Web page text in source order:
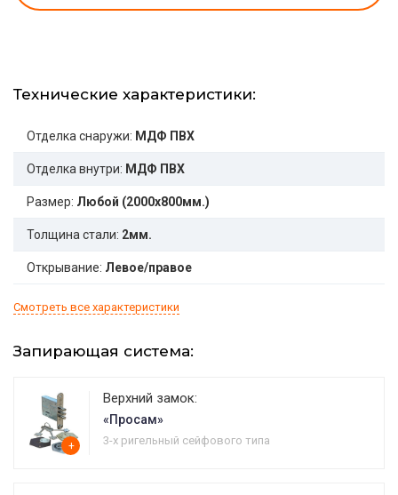
Технические характеристики:
Отделка снаружи: МДФ ПВХ
Отделка внутри: МДФ ПВХ
Размер: Любой (2000x800мм.)
Толщина стали: 2мм.
Открывание: Левое/правое
Смотреть все характеристики
Запирающая система:
+
Верхний замок:
«Просам»
3-х ригельный сейфового типа